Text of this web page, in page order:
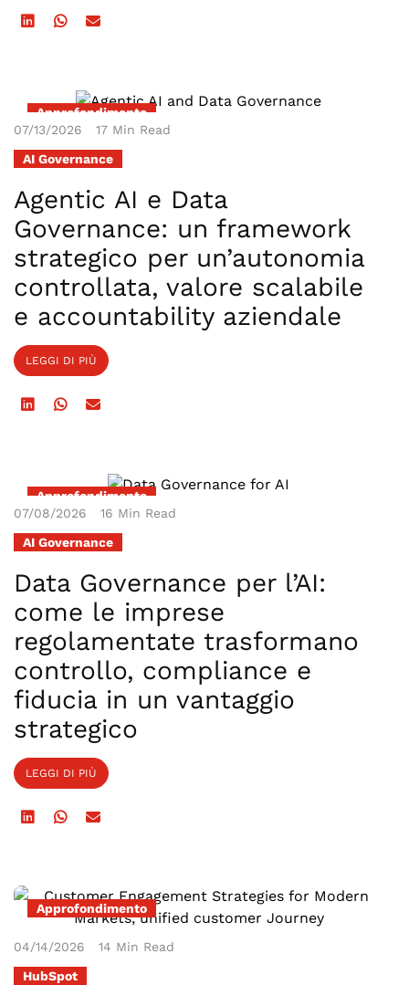
Approfondimento
07/13/2026
17 Min Read
AI Governance
Agentic AI e Data
Governance: un framework
strategico per un’autonomia
controllata, valore scalabile
e accountability aziendale
LEGGI DI PIÙ
Approfondimento
07/08/2026
16 Min Read
AI Governance
Data Governance per l’AI:
come le imprese
regolamentate trasformano
controllo, compliance e
fiducia in un vantaggio
strategico
LEGGI DI PIÙ
Approfondimento
04/14/2026
14 Min Read
HubSpot